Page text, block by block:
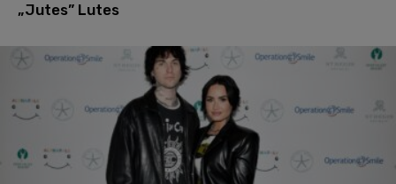
„Jutes” Lutes